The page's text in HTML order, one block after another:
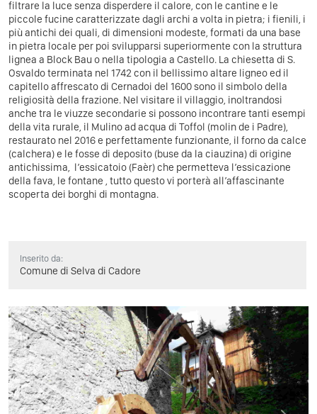
filtrare la luce senza disperdere il calore, con le cantine e le
piccole fucine caratterizzate dagli archi a volta in pietra; i fienili, i
più antichi dei quali, di dimensioni modeste, formati da una base
in pietra locale per poi svilupparsi superiormente con la struttura
lignea a Block Bau o nella tipologia a Castello. La chiesetta di S.
Osvaldo terminata nel 1742 con il bellissimo altare ligneo ed il
capitello affrescato di Cernadoi del 1600 sono il simbolo della
religiosità della frazione. Nel visitare il villaggio, inoltrandosi
anche tra le viuzze secondarie si possono incontrare tanti esempi
della vita rurale, il Mulino ad acqua di Toffol (molin de i Padre),
restaurato nel 2016 e perfettamente funzionante, il forno da calce
(calchera) e le fosse di deposito (buse da la ciauzina) di origine
antichissima,
l’essicatoio (Faèr) che permetteva l’essicazione
della fava, le fontane , tutto questo vi porterà all’affascinante
scoperta dei borghi di montagna.
Inserito da:
Comune di Selva di Cadore